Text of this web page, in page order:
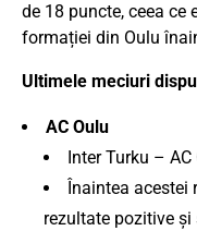
de 18 puncte, ceea ce
formației din Oulu
Ultimele meciuri
AC Oulu
Inter Turku –
Înaintea
rezultate pozitive